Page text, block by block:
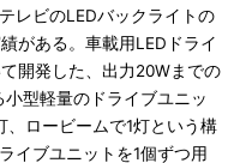
レビのLEDバックライトの
がある。車載用LEDドライ
開発した、出力20Wまでの
型軽量のドライブユニッ
、ロービームで1灯という構
イブユニットを1個ずつ用